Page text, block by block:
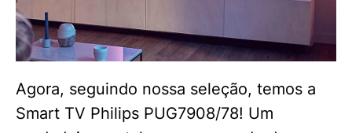
Agora, seguindo nossa seleção, temos a
Smart TV Philips PUG7908/78! Um